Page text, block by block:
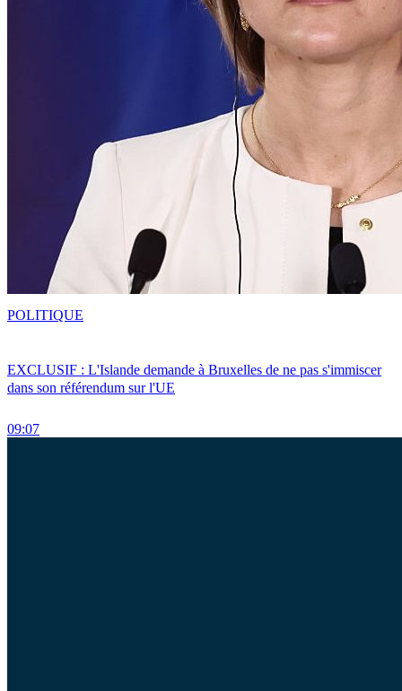
EXCLUSIF : L'Islande demande à Bruxelles de ne pas s'immiscer
dans son référendum sur l'UE
09:07
POLITIQUE